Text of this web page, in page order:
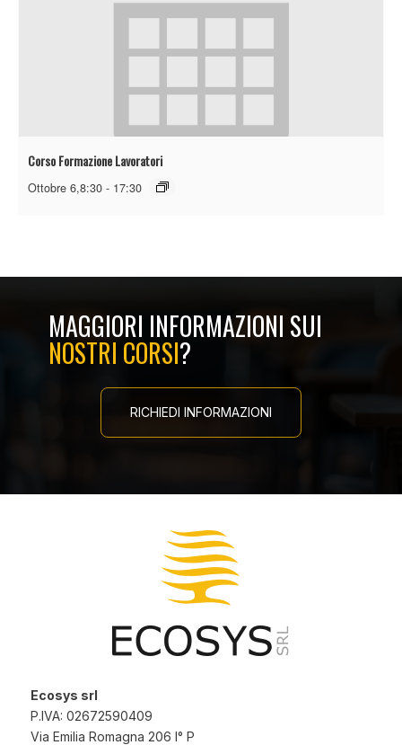
Corso Formazione Lavoratori
Ottobre 6,8:30 - 17:30
MAGGIORI INFORMAZIONI SUI
NOSTRI CORSI?
RICHIEDI INFORMAZIONI
Ecosys srl
P.IVA: 02672590409
Via Emilia Romagna 206 I° P